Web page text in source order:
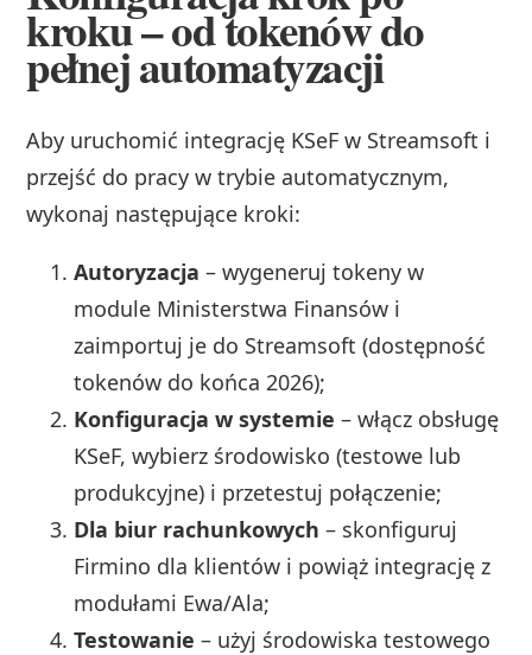
kroku – od tokenów do
pełnej automatyzacji
Aby uruchomić integrację KSeF w Streamsoft i
przejść do pracy w trybie automatycznym,
wykonaj następujące kroki:
Autoryzacja – wygeneruj tokeny w
module Ministerstwa Finansów i
zaimportuj je do Streamsoft (dostępność
tokenów do końca 2026);
Konfiguracja w systemie – włącz obsługę
KSeF, wybierz środowisko (testowe lub
produkcyjne) i przetestuj połączenie;
Dla biur rachunkowych – skonfiguruj
Firmino dla klientów i powiąż integrację z
modułami Ewa/Ala;
Testowanie – użyj środowiska testowego